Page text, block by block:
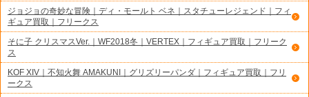
ジョジョの奇妙な冒険｜ディ・モールト ベネ｜スタチューレジェンド｜フィ
ギュア買取｜フリークス
そに子 クリスマスVer.｜WF2018冬｜VERTEX｜フィギュア買取｜フリーク
ス
KOF XIV｜不知火舞 AMAKUNI｜グリズリーパンダ｜フィギュア買取｜フリ
ークス